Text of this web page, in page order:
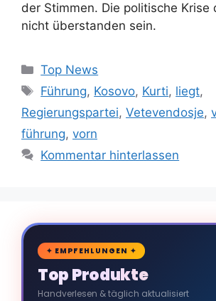
der Stimmen. Die politische
nicht überstanden sein.
Kategorien
Top News
Schlagwörter
Führung, Kosovo, Kurti, liegt,
Regierungspartei, Vetevendosje,
führung, vorn
Kommentar hinterlassen
✦ EMPFEHLUNGEN ✦
Top Produkte
Handverlesen & täglich aktualisiert